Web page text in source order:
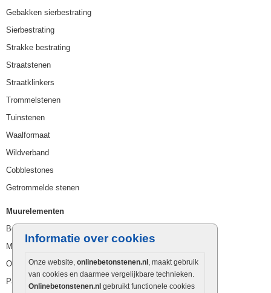
Informatie over cookies
Onze website, onlinebetonstenen.nl , maakt gebruik
van cookies en daarmee vergelijkbare technieken.
Onlinebetonstenen.nl gebruikt functionele cookies
Gebakken sierbestrating
Sierbestrating
Strakke bestrating
Straatstenen
Straatklinkers
Trommelstenen
Tuinstenen
Waalformaat
Wildverband
Cobblestones
Getrommelde stenen
Muurelementen
Betonbielzen
Muurstenen
Opsluitbanden
Palissaden